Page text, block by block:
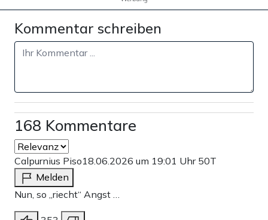
Kommentar schreiben
168 Kommentare
Calpurnius Piso18.06.2026 um 19:01 Uhr 50T
Melden
Nun, so „riecht“ Angst …